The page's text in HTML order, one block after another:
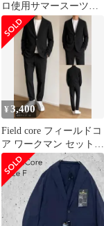
ロ使用サマースーツジ
ャケット ブラックM
workman
¥3,400
Field core フィールドコ
ア ワークマン セットア
ップ 黒 スーツ